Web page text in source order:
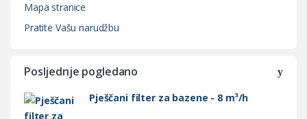
Mapa stranice
Pratite Vašu narudžbu
Posljednje pogledano
Pješčani filter za bazene - 8 m³/h